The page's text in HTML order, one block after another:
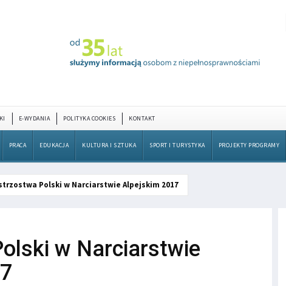
E-WYDANIA POLITYKA COOKIES KONTAKT
PRACA EDUKACJA KULTURA I SZTUKA SPORT I TURYSTYKA PROJEKTY PROGRAMY
Polski w Narciarstwie Alpejskim 2017
w Narciarstwie